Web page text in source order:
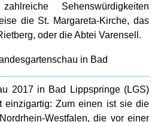
Sehenswürdigkeiten
die St. Margareta-Kirche, das
oder die Abtei Varensell.
in Bad
2017 in Bad Lippspringe (LGS)
einzigartig: Zum einen ist sie die
Westfalen, die vor einer